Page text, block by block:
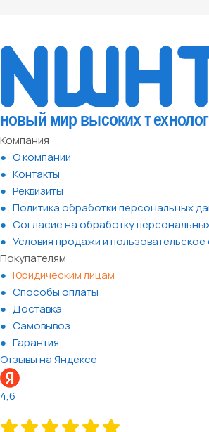
Компания
О компании
Контакты
Реквизиты
Политика обработки персональных
Согласие на обработку
Условия продажи и
Покупателям
Юридическим лицам
Способы оплаты
Доставка
Самовывоз
Гарантия
Отзывы на Яндексе
4,6